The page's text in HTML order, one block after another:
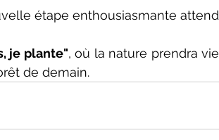
étape enthousiasmante attend
je plante", où la nature prendra vie
de demain.